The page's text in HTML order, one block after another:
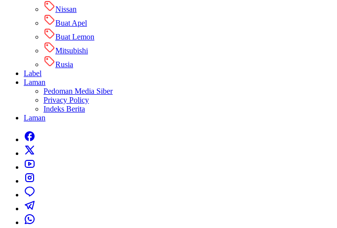
Nissan
Buat Apel
Buat Lemon
Mitsubishi
Rusia
Label
Laman
Pedoman Media Siber
Privacy Policy
Indeks Berita
Laman